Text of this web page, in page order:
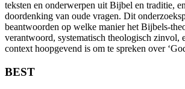
teksten en onderwerpen uit Bijbel en traditie,
doordenking van oude vragen. Dit
beantwoorden op welke manier het Bijbels-
verantwoord, systematisch theologisch zinvol,
context hoopgevend is om te spreken over
BEST